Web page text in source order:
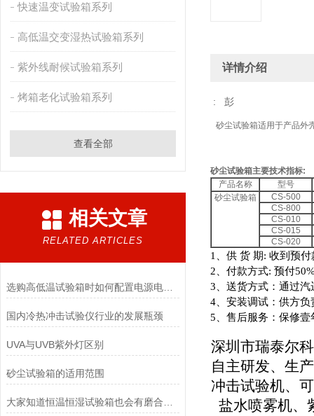
快速温变试验箱系列
高低温交变湿热试验箱系列
紫外线耐候试验箱系列
烤箱老化试验箱系列
查看全部
相关文章
RELATED ARTICLES
选购高低温试验箱时如何配置电源电压问题
国内冷热冲击试验仪行业的发展瓶颈
UVA与UVB紫外灯区别
砂尘试验箱的适用范围
详情介绍
: 彭
砂尘试验箱适用于产品外
砂尘试验箱主要技术指标:
产品名称
型号
砂尘试验箱
CS-500
CS-800
CS-010
CS-015
CS-020
1 、供 货 期: 收到预付
2 、付款方式: 预付
3 、送货方式：通过
4 、安装调试：供方
5 、售后服务：保修
深圳市瑞泰尔
自主研发、生
冲击试验机、
盐水喷雾机、